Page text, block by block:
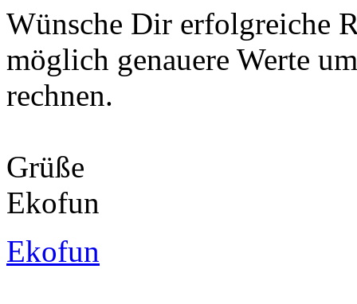
Wünsche Dir erfolgreiche
möglich genauere Werte
rechnen.
Grüße
Ekofun
Ekofun